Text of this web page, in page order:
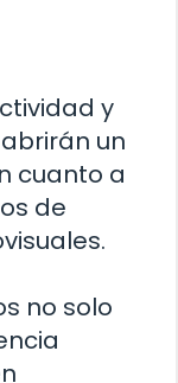
y
un
cuanto a
de
no solo